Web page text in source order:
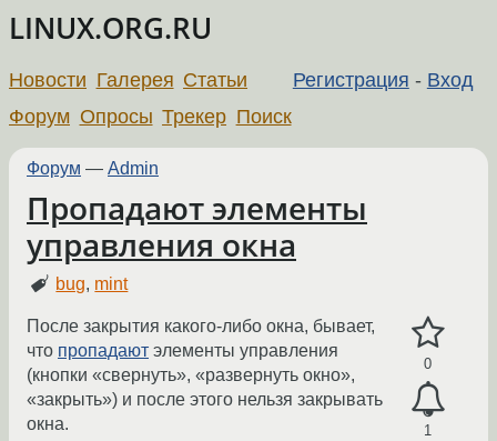
LINUX.ORG.RU
Регистрация - Вход
Новости Галерея Статьи
Форум Опросы Трекер Поиск
Форум — Admin
Пропадают элементы
управления окна
bug, mint
0
1
После закрытия какого-либо окна, бывает,
что пропадают элементы управления
(кнопки «свернуть», «развернуть окно»,
«закрыть») и после этого нельзя закрывать
окна.